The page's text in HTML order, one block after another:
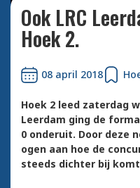
Ook LRC
Hoek 2.
08 april 2018
Hoek 2 leed zaterdag
Leerdam ging de
0 onderuit. Door deze
ogen aan hoe de
steeds dichter bij